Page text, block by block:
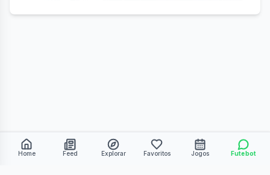
Home Feed Explorar Favoritos Jogos Futebot